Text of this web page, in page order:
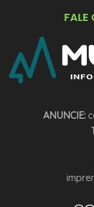
ANUNCIE: